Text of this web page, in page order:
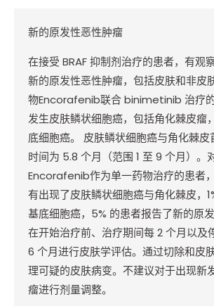
新的原发性恶性肿瘤
在接受 BRAF抑制剂治疗的患者，有观
新的原发性恶性肿瘤，包括皮肤和非皮
物Encorafenib联合binimetinib 治疗
发生皮肤鳞状细胞癌，包括角化棘皮瘤，
底细胞癌。
皮肤鳞状细胞癌与角化棘皮
时间为 5.8 个月（范围 1 至 9 个月）。
Encorafenib作为单一药物治疗的患者，
有出现了皮肤鳞状细胞癌与角化棘皮，
基底细胞癌， 5% 的患者报告了新的原
在开始治疗前、治疗期间每2个月以及
6 个月进行皮肤学评估。通过切除和皮
理可疑的皮肤病变。不建议对于出现新
瘤进行剂量调整。